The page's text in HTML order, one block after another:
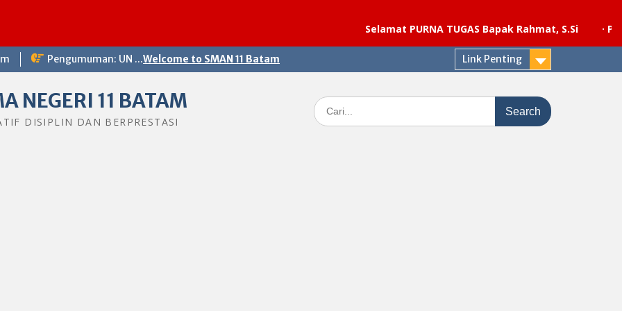
Selamat PURNA TUGAS Bapak Rahmat, S.Si
·
Pengumuman: UN ...Welcome to SMAN 11 Batam Link Penting
NEGERI 11 BATAM
DISIPLIN DAN BERPRESTASI
Search
for: